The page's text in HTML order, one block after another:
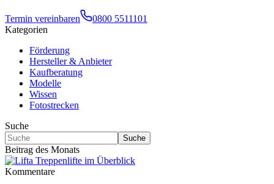
Termin vereinbaren
0800 5511101
Kategorien
Förderung
Hersteller & Anbieter
Kaufberatung
Modelle
Wissen
Fotostrecken
Suche
Suche
Beitrag des Monats
Kommentare